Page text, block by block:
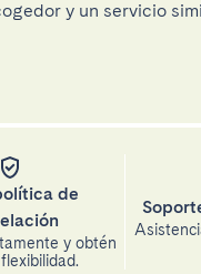
y un servicio
de
y obtén